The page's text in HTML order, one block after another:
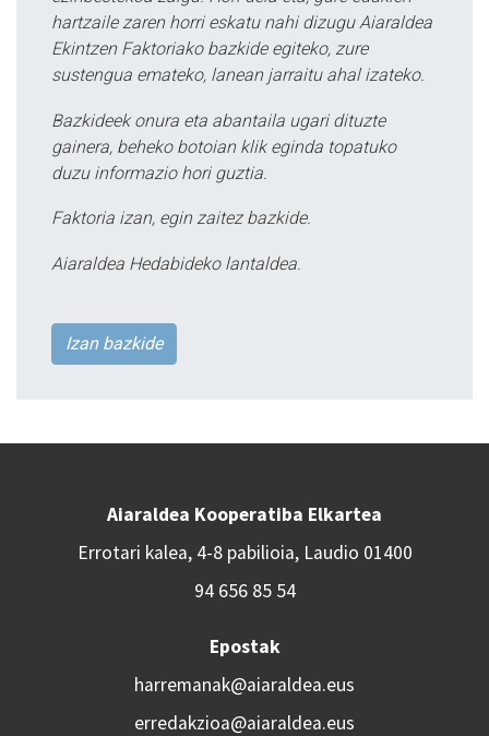
hartzaile zaren horri eskatu nahi dizugu Aiaraldea
Ekintzen Faktoriako bazkide egiteko, zure
sustengua emateko, lanean jarraitu ahal izateko.
Bazkideek onura eta abantaila ugari dituzte
gainera, beheko botoian klik eginda topatuko
duzu informazio hori guztia.
Faktoria izan, egin zaitez bazkide.
Aiaraldea Hedabideko lantaldea.
Izan bazkide
Aiaraldea Kooperatiba Elkartea
Errotari kalea, 4-8 pabilioia, Laudio 01400
94 656 85 54
Epostak
harremanak@aiaraldea.eus
erredakzioa@aiaraldea.eus